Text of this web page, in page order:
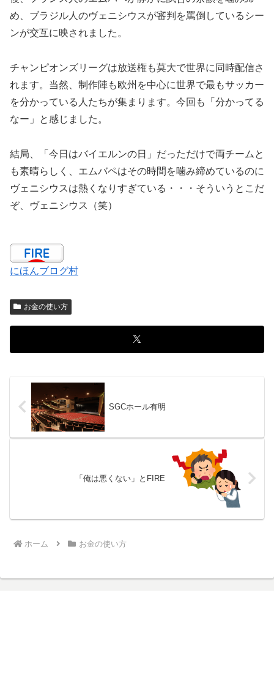
め、ブラジル人のヴェニシウスが審判を罵倒しているシー
ンが交互に映されました。
チャンピオンズリーグは放送権も莫大で世界に同時配信さ
れます。当然、制作陣も欧州を中心に世界で最もサッカー
を分かっている人たちが集まります。今回も「分かってる
なー」と感じました。
結局、「今日はバイエルンの日」だっただけで両チームと
も素晴らしく、エムバペはその時間を噛み締めているのに
ヴェニシウスは熱くなりすぎている・・・そういうとこだ
ぞ、ヴェニシウス（笑）
にほんブログ村
お金の使い方
SGCホール有明
「俺は悪くない」とFIRE
ホーム お金の使い方